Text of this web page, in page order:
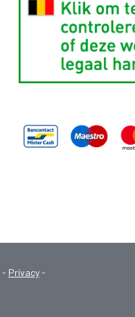
- Privacy-